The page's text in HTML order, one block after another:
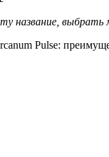
название,